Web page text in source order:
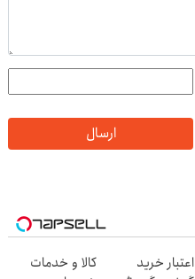
ارسال
اعتبار خرید
کالا و خدمات